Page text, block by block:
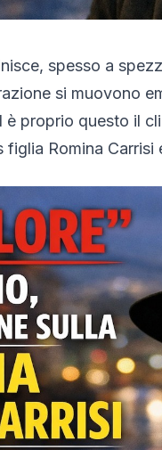
spesso a
si muovono
è proprio questo il
figlia Romina Carrisi